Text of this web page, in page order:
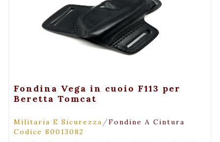
+ Maggiori Dettagli
Fondina Vega in cuoio F113 per
Beretta Tomcat
Militaria E Sicurezza /Fondine A Cintura
Codice 80013082